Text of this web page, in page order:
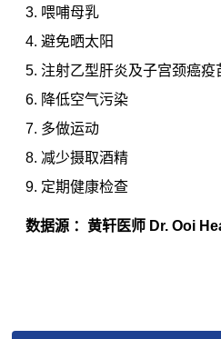
喂哺母乳
避免晒太阳
注射乙型肝炎及子宫颈癌疫
降低空气污染
多做运动
减少摄取酒精
定期健康检查
数据源 ：黄轩医师 Dr. Ooi